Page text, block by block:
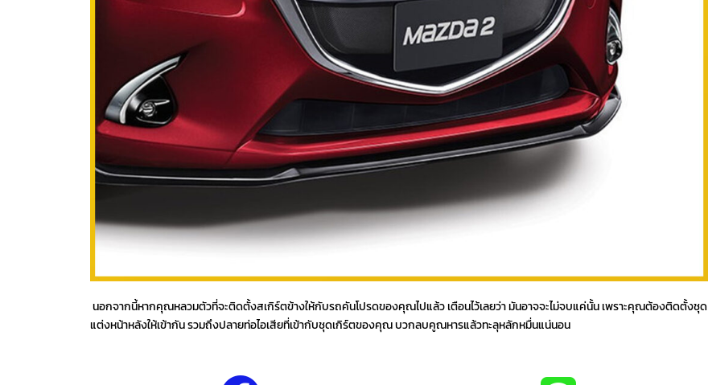
นอกจากนี้หากคุณหลวมตัวที่จะติดตั้งสเกิร์ตข้างให้กับรถคันโปรดของคุณไปแล้ว เตือนไว้เลยว่า มันอาจจะไม่จบแค่นั้น เพราะคุณต้องติดตั้งชุด
แต่งหน้าหลังให้เข้ากัน รวมถึงปลายท่อไอเสียที่เข้ากับชุดเกิร์ตของคุณ บวกลบคูณหารแล้วทะลุหลักหมื่นแน่นอน